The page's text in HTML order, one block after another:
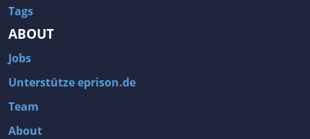
Tags
ABOUT
Jobs
Unterstütze eprison.de
Team
About